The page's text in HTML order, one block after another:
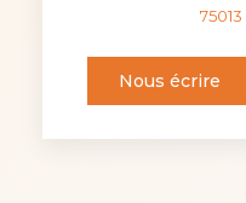
75013
Nous écrire